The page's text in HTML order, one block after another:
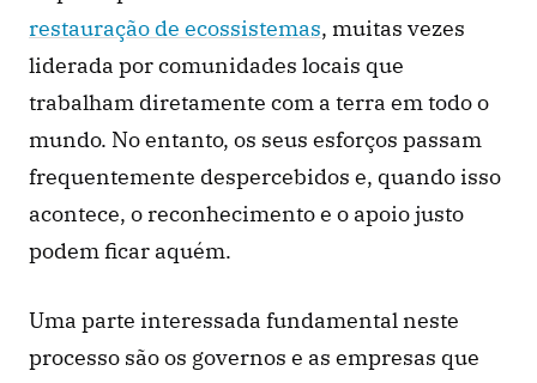
restauração de ecossistemas, muitas vezes
liderada por comunidades locais que
trabalham diretamente com a terra em todo o
mundo. No entanto, os seus esforços passam
frequentemente despercebidos e, quando isso
acontece, o reconhecimento e o apoio justo
podem ficar aquém.
Uma parte interessada fundamental neste
processo são os governos e as empresas que